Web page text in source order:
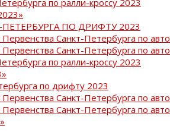
ПЕТЕРБУРГА ПО ДРИФТУ 2023
Санкт-Петербурга по
Санкт-Петербурга по
по ралли-кроссу 2023
по дрифту 2023
Санкт-Петербурга по
Санкт-Петербурга по